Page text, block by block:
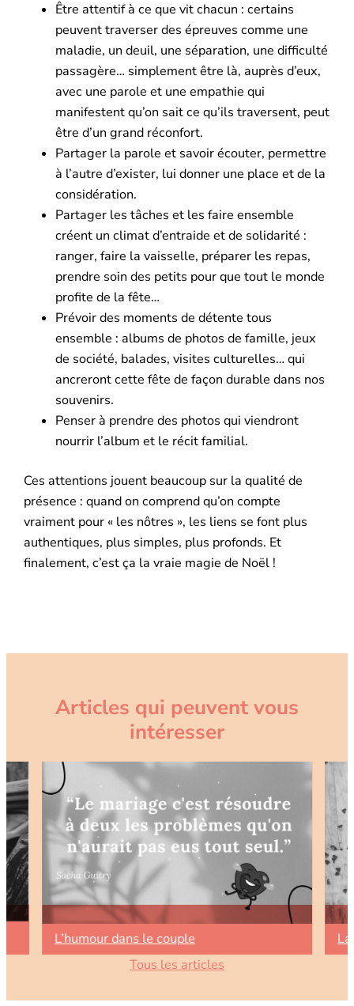
Être attentif à ce que vit chacun : certains
peuvent traverser des épreuves comme une
maladie, un deuil, une séparation, une difficulté
passagère… simplement être là, auprès d’eux,
avec une parole et une empathie qui
manifestent qu’on sait ce qu’ils traversent, peut
être d’un grand réconfort.
Partager la parole et savoir écouter, permettre
à l’autre d’exister, lui donner une place et de la
considération.
Partager les tâches et les faire ensemble
créent un climat d’entraide et de solidarité :
ranger, faire la vaisselle, préparer les repas,
prendre soin des petits pour que tout le monde
profite de la fête…
Prévoir des moments de détente tous
ensemble : albums de photos de famille, jeux
de société, balades, visites culturelles… qui
ancreront cette fête de façon durable dans nos
souvenirs.
Penser à prendre des photos qui viendront
nourrir l’album et le récit familial.
Ces attentions jouent beaucoup sur la qualité de
présence : quand on comprend qu’on compte
vraiment pour « les nôtres », les liens se font plus
authentiques, plus simples, plus profonds. Et
finalement, c’est ça la vraie magie de Noël !
Articles qui peuvent vous
intéresser
L’humour dans le couple
Tous les articles